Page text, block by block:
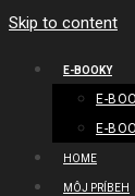
Skip to content
E-BOOKY
E-
E-
HOME
MÔJ PRÍBEH